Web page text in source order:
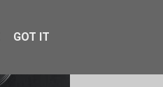
GOT IT